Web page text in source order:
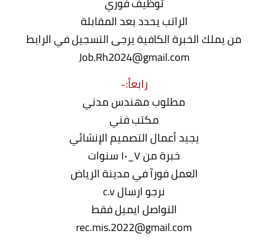
‏الراتب يحدد بعد المقابلة
‏من يملك الخبرة الكافية يرجى التسجيل في الرابط
رابعاً:-
مطلوب مهندس مدني
مكتب فني
يجيد أعمال التصميم الإنشائي
خبرة من ٧_١٠ سنوات
العمل فورآ في مدينة الرياض
نرجو ارسال c.v
التواصل ايميل فقط
rec.mis.2022@gmail.com